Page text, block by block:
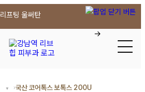
과 리브힙의원 | 국산
프팅 울써탄
›국산 코어톡스 보톡스 200U